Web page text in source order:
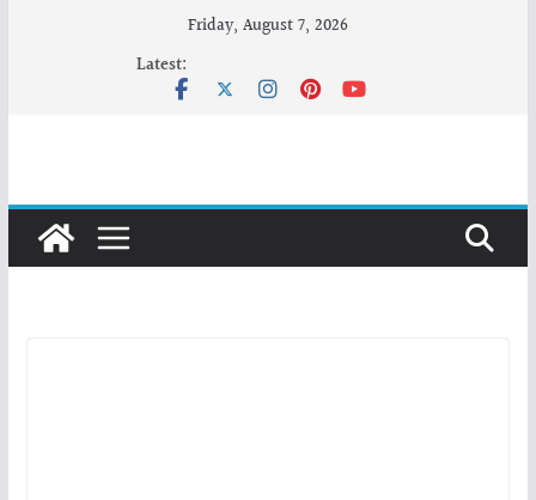
Friday, August 7, 2026
Latest: